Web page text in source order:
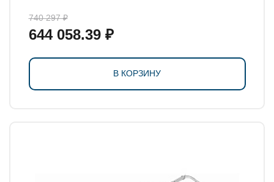
740 297 ₽
644 058.39 ₽
В КОРЗИНУ